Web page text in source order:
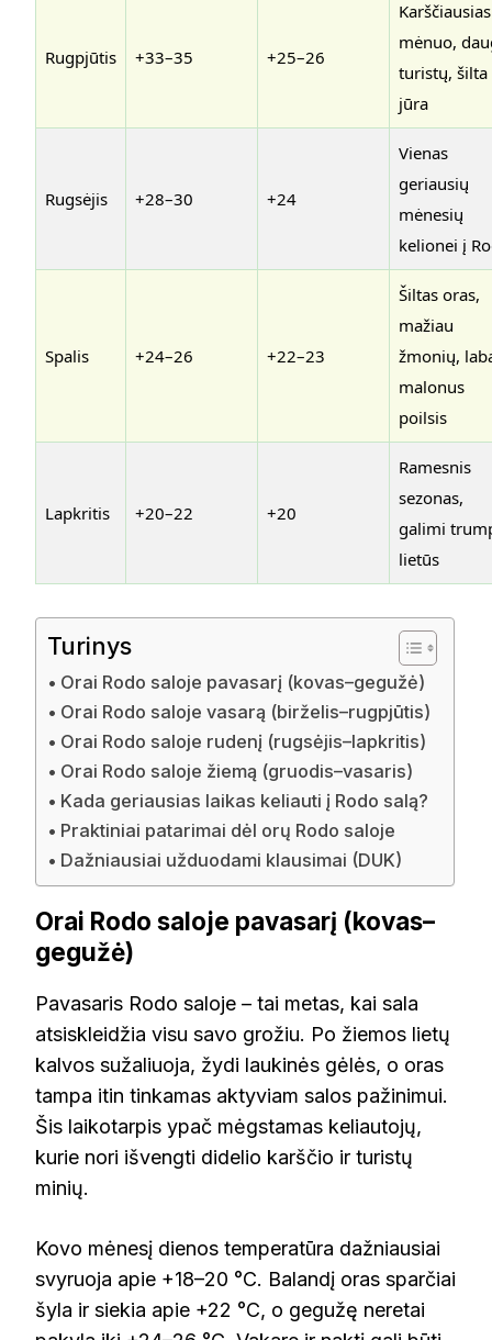
Rugpjūtis +33–35 +25–26
Karščiausias
mėnuo,
turistų, šilta
jūra
Rugsėjis +28–30 +24
Vienas
geriausių
mėnesių
kelionei į
Spalis +24–26 +22–23
Šiltas oras,
mažiau
žmonių,
malonus
poilsis
Lapkritis +20–22 +20
Ramesnis
sezonas,
galimi
lietūs
Turinys
Orai Rodo saloje pavasarį (kovas–gegužė)
Orai Rodo saloje vasarą (birželis–rugpjūtis)
Orai Rodo saloje rudenį (rugsėjis–lapkritis)
Orai Rodo saloje žiemą (gruodis–vasaris)
Kada geriausias laikas keliauti į Rodo salą?
Praktiniai patarimai dėl orų Rodo saloje
Dažniausiai užduodami klausimai (DUK)
Orai Rodo saloje pavasarį (kovas–
gegužė)
Pavasaris Rodo saloje – tai metas, kai sala
atsiskleidžia visu savo grožiu. Po žiemos lietų
kalvos sužaliuoja, žydi laukinės gėlės, o oras
tampa itin tinkamas aktyviam salos pažinimui.
Šis laikotarpis ypač mėgstamas keliautojų,
kurie nori išvengti didelio karščio ir turistų
minių.
Kovo mėnesį dienos temperatūra dažniausiai
svyruoja apie +18–20 °C. Balandį oras sparčiai
šyla ir siekia apie +22 °C, o gegužę neretai